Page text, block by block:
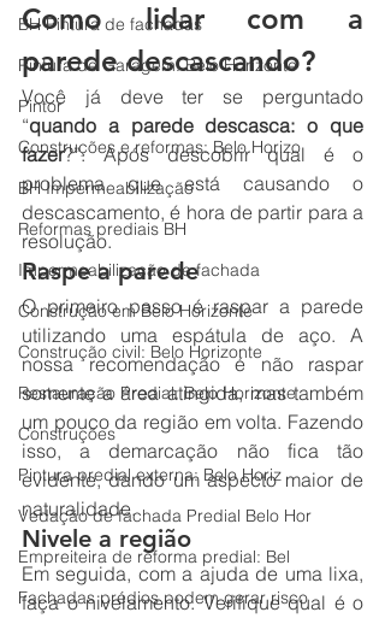
BH Pintura de fachadas
Pintura de Garagem: Belo Horizonte
Pintor
Construções e reformas: Belo Horizo
BH Impermeabilização
Reformas prediais BH
Impermeabilização de fachada
Construção em Belo Horizonte
Construção civil: Belo Horizonte
Restauração Predial: Belo Horizonte
Construções
Pintura predial externa: Belo Horiz
Vedação de fachada Predial Belo Hor
Empreiteira de reforma predial: Bel
Fachadas prédios podem gerar risco
Como lidar com a
parede descascando?
Você já deve ter se perguntado
“quando a parede descasca: o que
fazer?”. Após descobrir qual é o
problema que está causando o
descascamento, é hora de partir para a
resolução.
Raspe a parede
O primeiro passo é raspar a parede
utilizando uma espátula de aço. A
nossa recomendação é não raspar
somente a área atingida, mas também
um pouco da região em volta. Fazendo
isso, a demarcação não fica tão
evidente, dando um aspecto maior de
naturalidade.
Nivele a região
Em seguida, com a ajuda de uma lixa,
faça o nivelamento. Verifique qual é o